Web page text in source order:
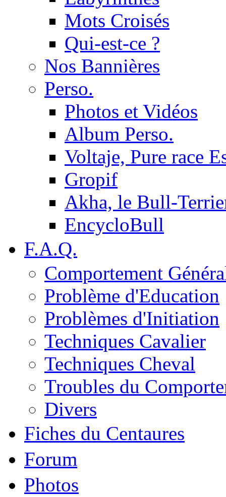
Mots Croisés
Qui-est-ce ?
Nos Bannières
Perso.
Photos et Vidéos
Album Perso.
Voltaje, Pure race
Gropif
Akha, le Bull-
EncycloBull
F.A.Q.
Comportement
Problème d'Education
Problèmes d'Initiation
Techniques Cavalier
Techniques Cheval
Troubles du
Divers
Fiches du Centaures
Forum
Photos